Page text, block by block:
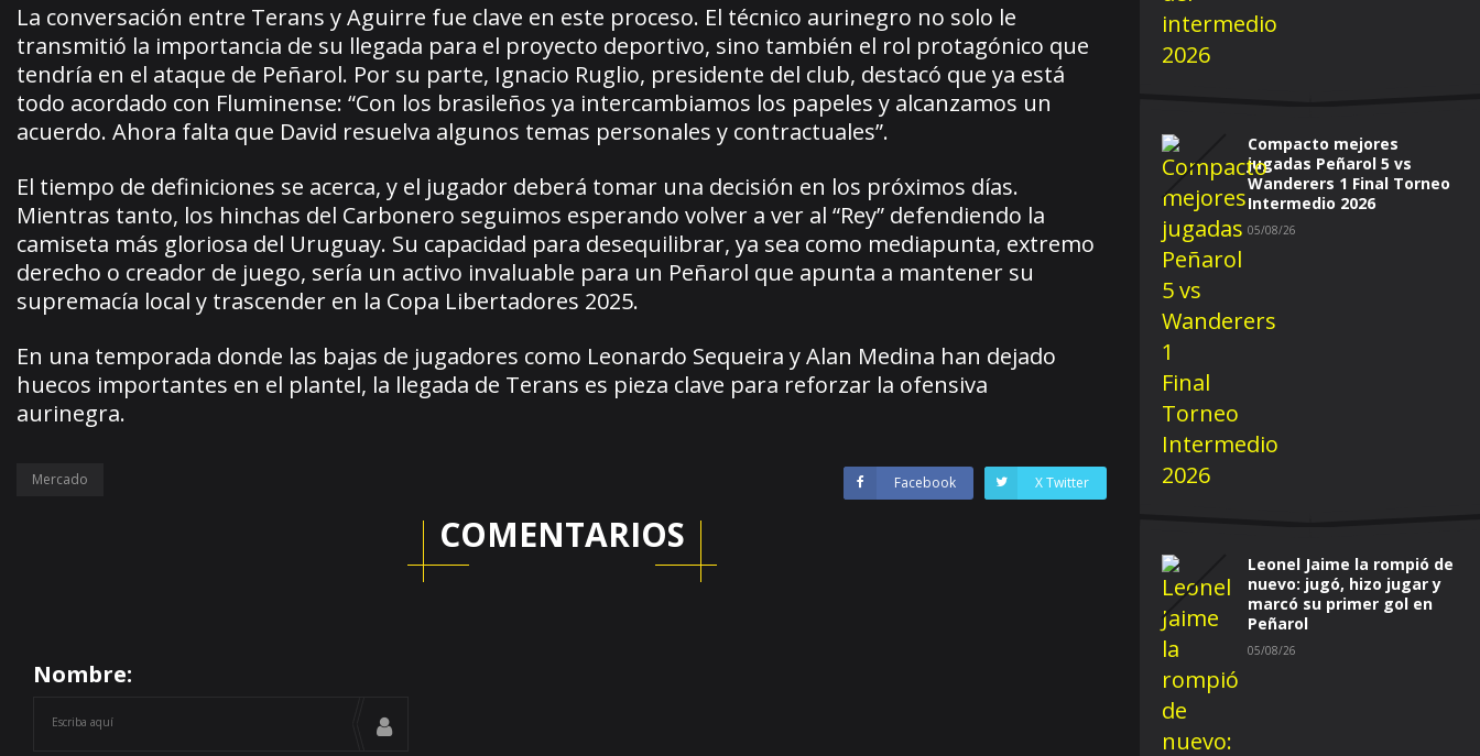
La conversación entre Terans y Aguirre fue clave en este proceso. El técnico aurinegro no solo le
transmitió la importancia de su llegada para el proyecto deportivo, sino también el rol protagónico que
tendría en el ataque de Peñarol. Por su parte, Ignacio Ruglio, presidente del club, destacó que ya está
todo acordado con Fluminense: “Con los brasileños ya intercambiamos los papeles y alcanzamos un
acuerdo. Ahora falta que David resuelva algunos temas personales y contractuales”.
El tiempo de definiciones se acerca, y el jugador deberá tomar una decisión en los próximos días.
Mientras tanto, los hinchas del Carbonero seguimos esperando volver a ver al “Rey” defendiendo la
camiseta más gloriosa del Uruguay. Su capacidad para desequilibrar, ya sea como mediapunta, extremo
derecho o creador de juego, sería un activo invaluable para un Peñarol que apunta a mantener su
supremacía local y trascender en la Copa Libertadores 2025.
En una temporada donde las bajas de jugadores como Leonardo Sequeira y Alan Medina han dejado
huecos importantes en el plantel, la llegada de Terans es pieza clave para reforzar la ofensiva
aurinegra.
Mercado Facebook X Twitter
COMENTARIOS
Nombre:
Compacto mejores
jugadas Peñarol 5 vs
Wanderers 1 Final Torneo
Intermedio 2026
05/08/26
Leonel Jaime la rompió de
nuevo: jugó, hizo jugar y
marcó su primer gol en
Peñarol
05/08/26